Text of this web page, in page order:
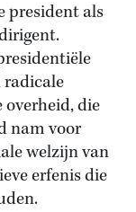
president als
radicale
die
nam voor
welzijn van
erfenis die